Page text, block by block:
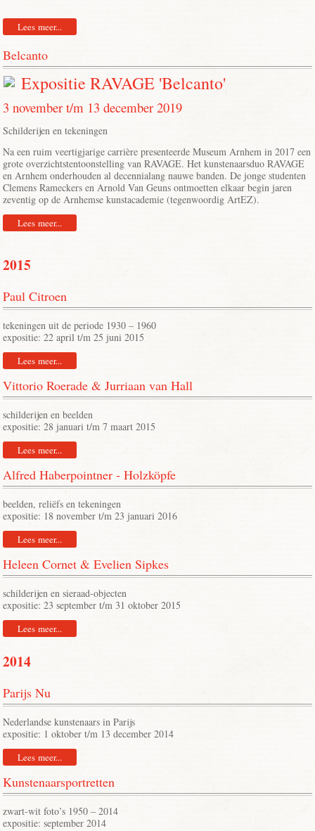
Lees meer...
Belcanto
Expositie RAVAGE 'Belcanto'
3 november t/m 13 december 2019
Schilderijen en tekeningen
Na een ruim veertigjarige carrière presenteerde Museum Arnhem in 2017 een
grote overzichtstentoonstelling van RAVAGE. Het kunstenaarsduo RAVAGE
en Arnhem onderhouden al decennialang nauwe banden. De jonge studenten
Clemens Rameckers en Arnold Van Geuns ontmoetten elkaar begin jaren
zeventig op de Arnhemse kunstacademie (tegenwoordig ArtEZ).
Lees meer...
2015
Paul Citroen
tekeningen uit de periode 1930 – 1960
expositie: 22 april t/m 25 juni 2015
Lees meer...
Vittorio Roerade & Jurriaan van Hall
schilderijen en beelden
expositie: 28 januari t/m 7 maart 2015
Lees meer...
Alfred Haberpointner - Holzköpfe
beelden, reliëfs en tekeningen
expositie: 18 november t/m 23 januari 2016
Lees meer...
Heleen Cornet & Evelien Sipkes
schilderijen en sieraad-objecten
expositie: 23 september t/m 31 oktober 2015
Lees meer...
2014
Parijs Nu
Nederlandse kunstenaars in Parijs
expositie: 1 oktober t/m 13 december 2014
Lees meer...
Kunstenaarsportretten
zwart-wit foto’s 1950 – 2014
expositie: september 2014